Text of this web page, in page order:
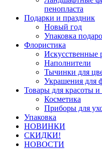
пенопласта
Подарки и праздник
Новый год
Упаковка
Флористика
Искусственные
Наполнители
Тычинки для
Украшения для
Товары для красоты и
Косметика
Приборы для
Упаковка
НОВИНКИ
СКИДКИ!
НОВОСТИ